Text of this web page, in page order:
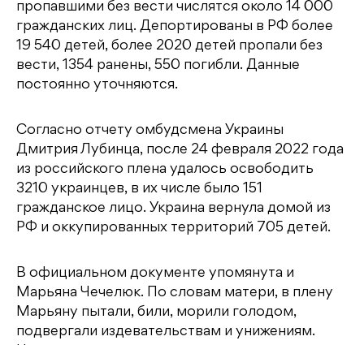
пропавшими без вести числятся около 14 000
гражданских лиц. Депортированы в РФ более
19 540 детей, более 2020 детей пропали без
вести, 1354 ранены, 550 погибли. Данные
постоянно уточняются.
Согласно отчету омбудсмена Украины
Дмитрия Лубинца, после 24 февраля 2022 года
из российского плена удалось освободить
3210 украинцев, в их числе было 151
гражданское лицо. Украина вернула домой из
РФ и оккупированных территорий 705 детей.
В официальном документе упомянута и
Марьяна Чечелюк. По словам матери, в плену
Марьяну пытали, били, морили голодом,
подвергали издевательствам и унижениям.